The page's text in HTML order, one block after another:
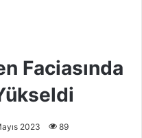
Faciasında
2023 89